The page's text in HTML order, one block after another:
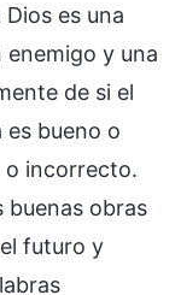
es una
enemigo y una
de si el
bueno o
o incorrecto.
buenas obras
futuro y